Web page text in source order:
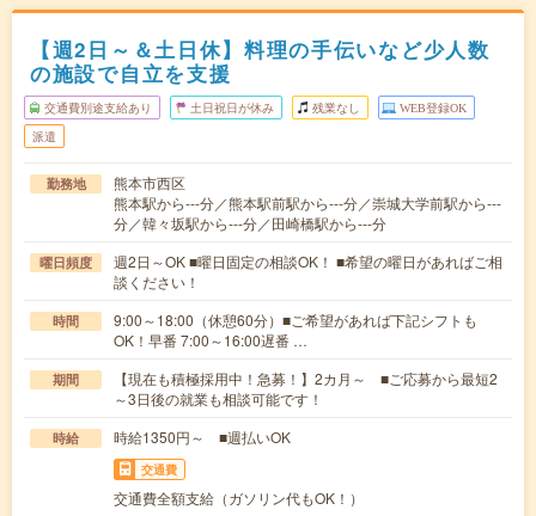
【週2日～＆土日休】料理の手伝いなど少人数
の施設で自立を支援
交通費別途支給あり 土日祝日が休み 残業なし WEB登録OK
派遣
勤務地
熊本市西区
熊本駅から---分／熊本駅前駅から---分／崇城大学前駅から---
分／韓々坂駅から---分／田崎橋駅から---分
曜日頻度
週2日～OK ■曜日固定の相談OK！ ■希望の曜日があればご相
談ください！
時間
9:00～18:00（休憩60分）■ご希望があれば下記シフトも
OK！早番 7:00～16:00遅番 …
期間
【現在も積極採用中！急募！】2カ月～ ■ご応募から最短2
～3日後の就業も相談可能です！
時給 時給1350円～ ■週払いOK
交通費
交通費全額支給（ガソリン代もOK！）